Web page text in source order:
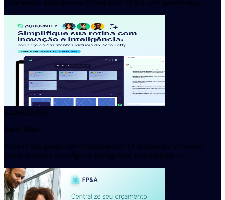
Desenvolva apps personalizados para FP&A com governança …
LinkedIn Ads
Saiba Mais
Acelere sua gestão com Assistentes de IA nativos na Accountfy.
Tenha decisões mais ágeis e inteligentes. Experimente es…